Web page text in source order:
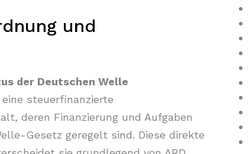
und
der Deutschen Welle
steuerfinanzierte
deren Finanzierung und Aufgaben
Gesetz geregelt sind​​. Diese direkte